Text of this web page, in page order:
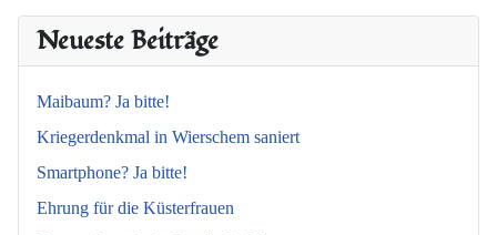
Neueste Beiträge
Maibaum? Ja bitte!
Kriegerdenkmal in Wierschem saniert
Smartphone? Ja bitte!
Ehrung für die Küsterfrauen